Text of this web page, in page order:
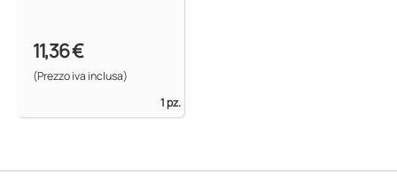
11,36 €
(Prezzo iva inclusa)
1 pz.